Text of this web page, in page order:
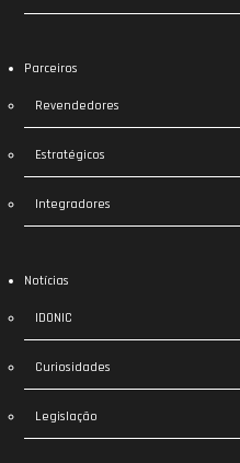
Parceiros
Revendedores
Estratégicos
Integradores
Notícias
IDONIC
Curiosidades
Legislação